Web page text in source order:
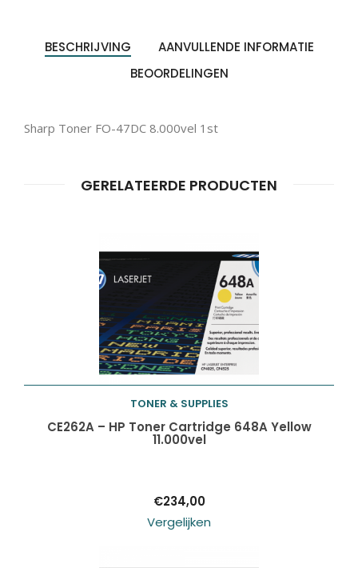
BESCHRIJVING
AANVULLENDE INFORMATIE
BEOORDELINGEN
Sharp Toner FO-47DC 8.000vel 1st
GERELATEERDE PRODUCTEN
Toevoegen aan
TONER & SUPPLIES
CE262A – HP Toner Cartridge 648A Yellow
11.000vel
€234,00
Vergelijken
Producten